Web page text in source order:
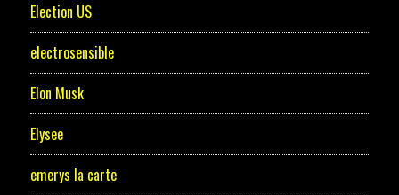
Election US
electrosensible
Elon Musk
Elysee
emerys la carte